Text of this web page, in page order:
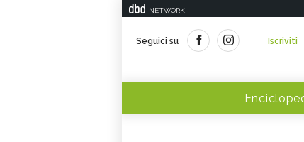
NETWORK
Seguici su Iscriviti